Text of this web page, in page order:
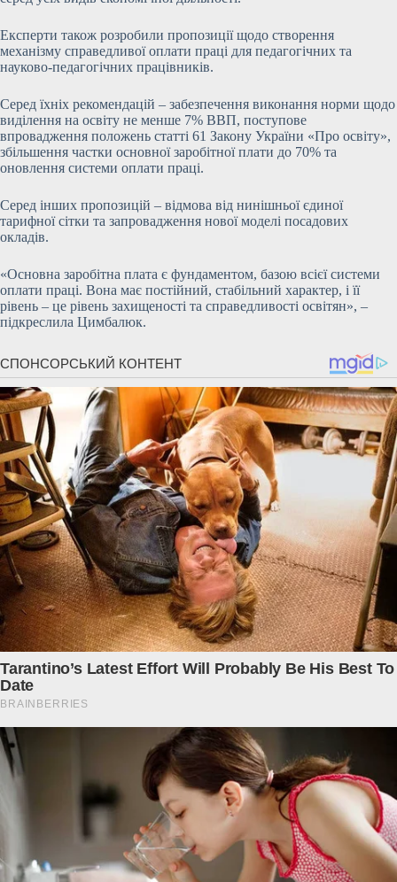
Експерти також розробили пропозиції щодо створення
механізму справедливої оплати праці для педагогічних та
науково-педагогічних працівників.
Серед їхніх рекомендацій – забезпечення виконання норми щодо
виділення на освіту не менше 7% ВВП, поступове
впровадження положень статті 61 Закону України «Про освіту»,
збільшення частки основної заробітної плати до 70% та
оновлення системи оплати праці.
Серед інших пропозицій – відмова від нинішньої єдиної
тарифної сітки та запровадження нової моделі посадових
окладів.
«Основна заробітна плата є фундаментом, базою всієї системи
оплати праці. Вона має постійний, стабільний характер, і її
рівень – це рівень захищеності та справедливості освітян», –
підкреслила Цимбалюк.